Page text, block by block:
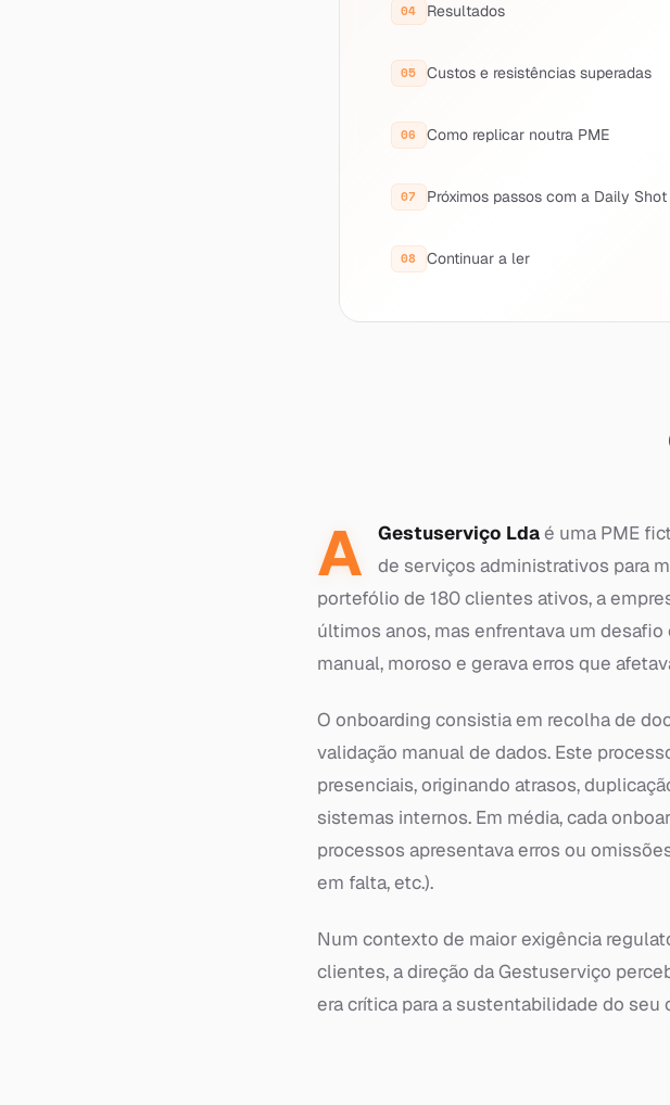
Resultados
Custos e resistências superadas
Como replicar noutra PME
Próximos passos com a Daily
Continuar a ler
A Gestuserviço Ldaé uma PME
de serviços administrativos para
portefólio de 180 clientes ativos, a
últimos anos, mas enfrentava um
manual, moroso e gerava erros que
O onboarding consistia em recolha de
validação manual de dados. Este
presenciais, originando atrasos,
sistemas internos. Em média, cada
processos apresentava erros ou
em falta, etc.).
Num contexto de maior exigência
clientes, a direção da Gestuserviço
era crítica para a sustentabilidade do seu